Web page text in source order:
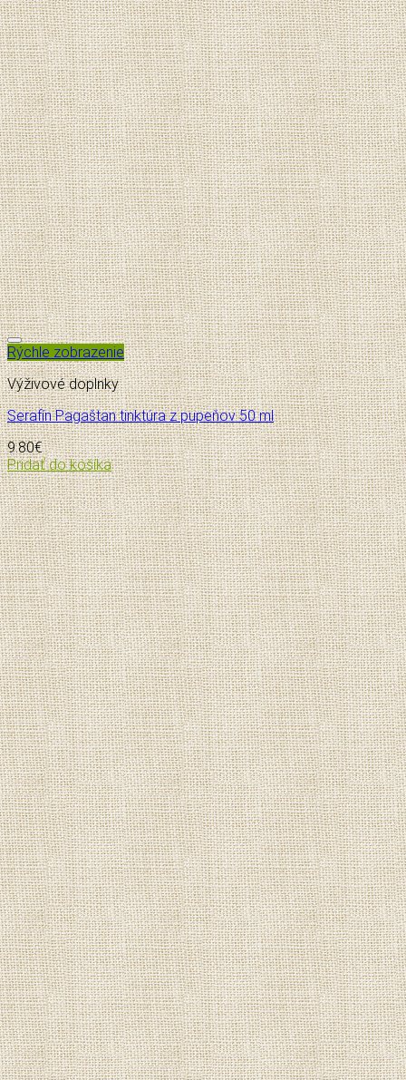
Pridať do zoznamu želaní
Rýchle zobrazenie
Výživové doplnky
Serafín Pagaštan tinktúra z pupeňov 50 ml
9.80€
Pridať do košíka